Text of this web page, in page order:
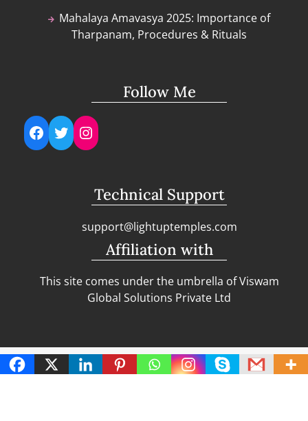
Mahalaya Amavasya 2025: Importance of
Tharpanam, Procedures & Rituals
Follow Me
Facebook
TwitterInstagram
Technical Support
support@lightuptemples.com
Affiliation with
This site comes under the umbrella of Viswam
Global Solutions Private Ltd